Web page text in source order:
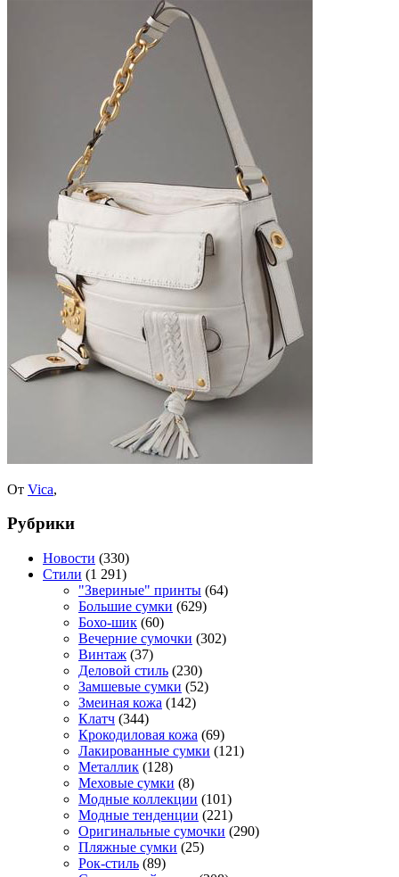
От Vica,
Рубрики
Новости (330)
Стили (1 291)
"Звериные" принты (64)
Большие сумки (629)
Бохо-шик (60)
Вечерние сумочки (302)
Винтаж (37)
Деловой стиль (230)
Замшевые сумки (52)
Змеиная кожа (142)
Клатч (344)
Крокодиловая кожа (69)
Лакированные сумки (121)
Металлик (128)
Меховые сумки (8)
Модные коллекции (101)
Модные тенденции (221)
Оригинальные сумочки (290)
Пляжные сумки (25)
Рок-стиль (89)